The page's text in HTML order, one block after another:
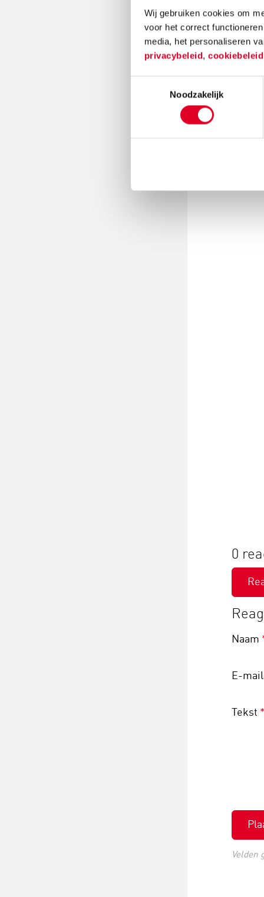
Wij gebruiken cookies om
voor het correct
media, het personaliseren
privacybeleid, cookiebeleid
Noodzakelijk
0
Naam
E-
Tekst *
Velden